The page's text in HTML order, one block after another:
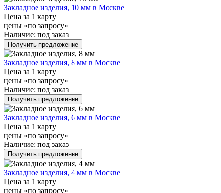
Закладное изделия, 10 мм в Москве
Цена за 1 карту
цены «по запросу»
Наличие: под заказ
Получить предложение
Закладное изделия, 8 мм в Москве
Цена за 1 карту
цены «по запросу»
Наличие: под заказ
Получить предложение
Закладное изделия, 6 мм в Москве
Цена за 1 карту
цены «по запросу»
Наличие: под заказ
Получить предложение
Закладное изделия, 4 мм в Москве
Цена за 1 карту
цены «по запросу»